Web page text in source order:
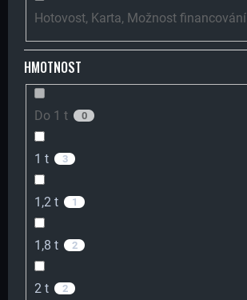
Hotovost, Karta, Možnost financování
HMOTNOST
Do 1 t 0
1 t 3
1,2 t 1
1,8 t 2
2 t 2